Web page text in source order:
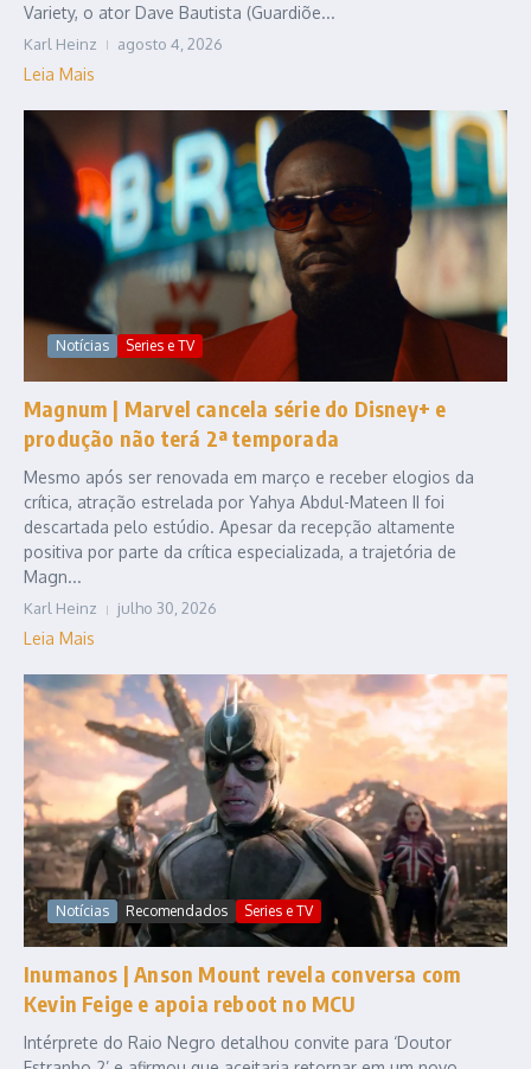
Variety, o ator Dave Bautista (Guardiõe...
Karl Heinz agosto 4, 2026
Leia Mais
Notícias Series e TV
Magnum | Marvel cancela série do Disney+ e
produção não terá 2ª temporada
Mesmo após ser renovada em março e receber elogios da
crítica, atração estrelada por Yahya Abdul-Mateen II foi
descartada pelo estúdio. Apesar da recepção altamente
positiva por parte da crítica especializada, a trajetória de
Magn...
Karl Heinz julho 30, 2026
Leia Mais
Notícias Recomendados Series e TV
Inumanos | Anson Mount revela conversa com
Kevin Feige e apoia reboot no MCU
Intérprete do Raio Negro detalhou convite para ‘Doutor